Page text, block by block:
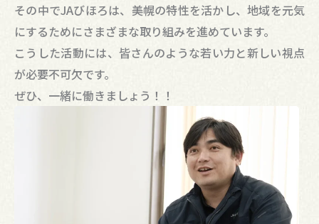
その中でJAびほろは、美幌の特性を活かし、地域を元気
にするためにさまざまな取り組みを進めています。
こうした活動には、皆さんのような若い力と新しい視点
が必要不可欠です。
ぜひ、一緒に働きましょう！！